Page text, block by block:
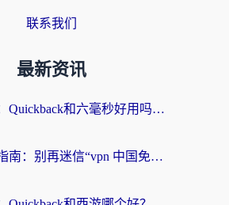
联系我们
最新资讯
海外党必看：Quickback和六毫秒好用吗？3步选对回国加速器，无缝刷国内剧玩游戏
海外党避坑指南：别再迷信“vpn 中国免费”，选对回国加速器才能无缝刷国内资源